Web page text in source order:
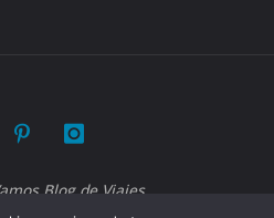
Blog de Viajes